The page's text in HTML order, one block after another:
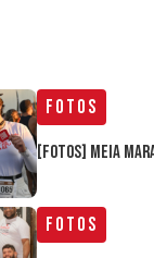
Fotos
[FOTOS] Meia
Fotos